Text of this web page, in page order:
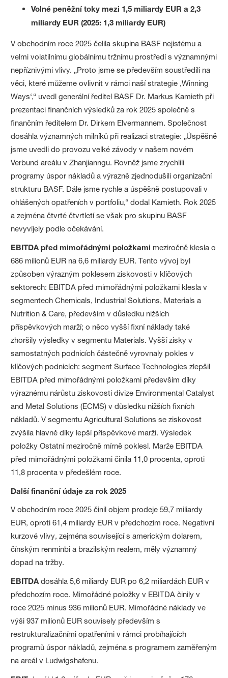
Volné peněžní toky mezi 1,5 miliardy EUR a 2,3
miliardy EUR (2025: 1,3 miliardy EUR)
V obchodním roce 2025 čelila skupina BASF nejistému a
velmi volatilnímu globálnímu tržnímu prostředí s významnými
nepříznivými vlivy. „Proto jsme se především soustředili na
věci, které můžeme ovlivnit v rámci naší strategie ‚Winning
Ways‘,“ uvedl generální ředitel BASF Dr. Markus Kamieth při
prezentaci finančních výsledků za rok 2025 společně s
finančním ředitelem Dr. Dirkem Elvermannem. Společnost
dosáhla významných milníků při realizaci strategie: „Úspěšně
jsme uvedli do provozu velké závody v našem novém
Verbund areálu v Zhanjianngu. Rovněž jsme zrychlili
programy úspor nákladů a výrazně zjednodušili organizační
strukturu BASF. Dále jsme rychle a úspěšně postupovali v
ohlášených opatřeních v portfoliu,“ dodal Kamieth. Rok 2025
a zejména čtvrté čtvrtletí se však pro skupinu BASF
nevyvíjely podle očekávání.
EBITDA před mimořádnými položkami meziročně klesla o
686 milionů EUR na 6,6 miliardy EUR. Tento vývoj byl
způsoben výrazným poklesem ziskovosti v klíčových
sektorech: EBITDA před mimořádnými položkami klesla v
segmentech Chemicals, Industrial Solutions, Materials a
Nutrition & Care, především v důsledku nižších
příspěvkových marží; o něco vyšší fixní náklady také
zhoršily výsledky v segmentu Materials. Vyšší zisky v
samostatných podnicích částečně vyrovnaly pokles v
klíčových podnicích: segment Surface Technologies zlepšil
EBITDA před mimořádnými položkami především díky
výraznému nárůstu ziskovosti divize Environmental Catalyst
and Metal Solutions (ECMS) v důsledku nižších fixních
nákladů. V segmentu Agricultural Solutions se ziskovost
zvýšila hlavně díky lepší příspěvkové marži. Výsledek
položky Ostatní meziročně mírně poklesl. Marže EBITDA
před mimořádnými položkami činila 11,0 procenta, oproti
11,8 procenta v předešlém roce.
Další finanční údaje za rok 2025
V obchodním roce 2025 činil objem prodeje 59,7 miliardy
EUR, oproti 61,4 miliardy EUR v předchozím roce. Negativní
kurzové vlivy, zejména související s americkým dolarem,
čínským renminbi a brazilským realem, měly významný
dopad na tržby.
EBITDA dosáhla 5,6 miliardy EUR po 6,2 miliardách EUR v
předchozím roce. Mimořádné položky v EBITDA činily v
roce 2025 minus 936 milionů EUR. Mimořádné náklady ve
výši 937 milionů EUR souvisely především s
restrukturalizačními opatřeními v rámci probíhajících
programů úspor nákladů, zejména s programem zaměřeným
na areál v Ludwigshafenu.